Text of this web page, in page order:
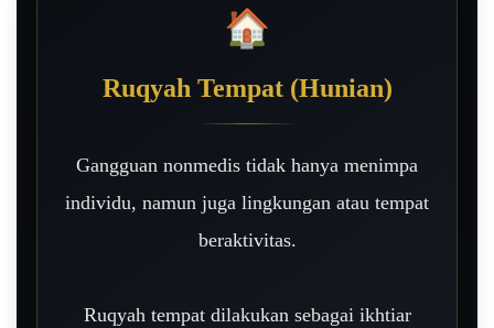
🏠
Ruqyah Tempat (Hunian)
Gangguan nonmedis tidak hanya menimpa
individu, namun juga lingkungan atau tempat
beraktivitas.
Ruqyah tempat dilakukan sebagai ikhtiar